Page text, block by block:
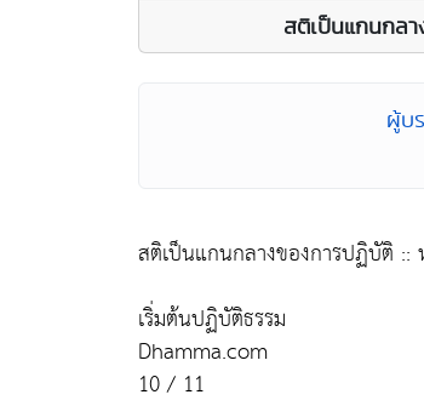
สติเป็นแกนกล
ผู้บ
สติเป็นแกนกลางของการปฏิบัติ
เริ่มต้นปฏิบัติธรรม
Dhamma.com
10 / 11